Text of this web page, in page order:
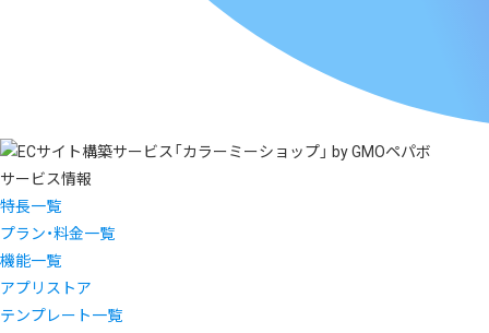
サービス情報
特長一覧
プラン・料金一覧
機能一覧
アプリストア
テンプレート一覧